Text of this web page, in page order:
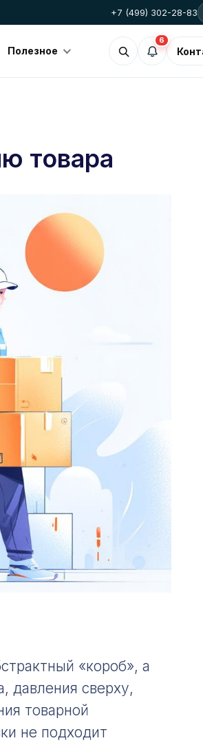
+7 (499) 302-28-83
Полезное
6
товара
«короб», а
давления сверху,
товарной
не подходит